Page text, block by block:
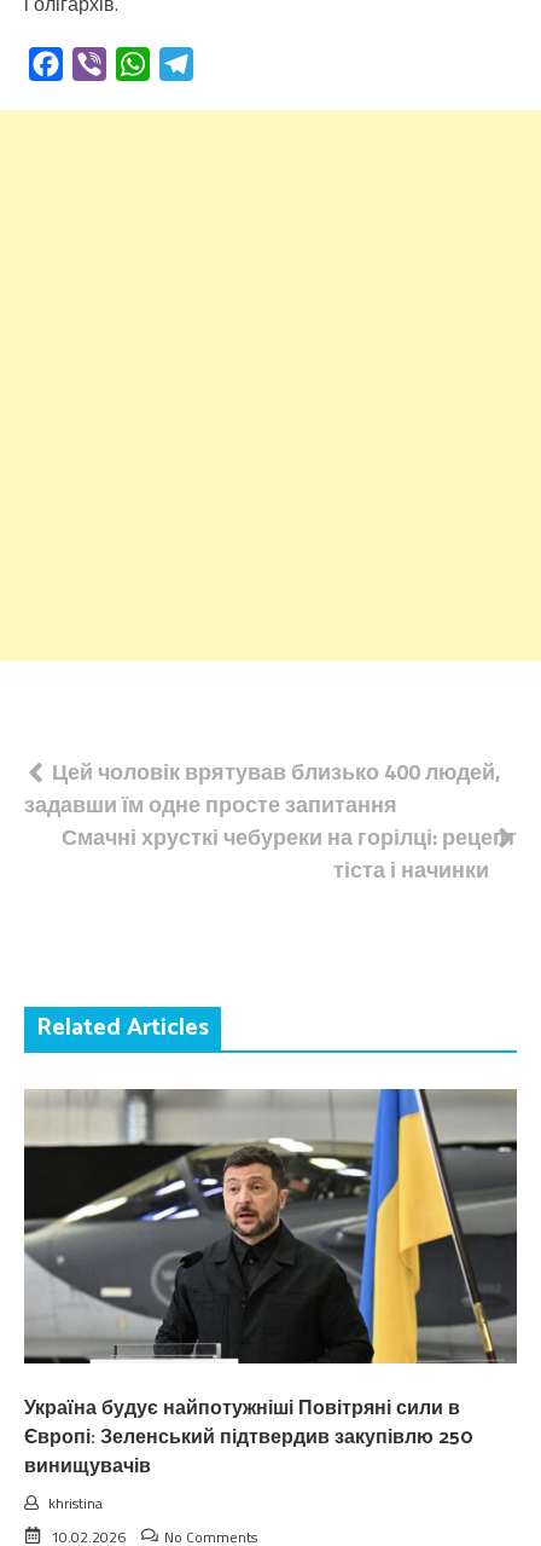
Facebook
Viber WhatsApp
Навігація
записів
Цей чоловік врятував близько 400 людей,
задавши їм одне просте запитання
Смачні хрусткі чебуреки на горілці: рецепт
тіста і начинки
Related Articles
Україна будує найпотужніші Повітряні сили в
Європі: Зеленський підтвердив закупівлю 250
винищувачів
khristina
10.02.2026
No Comments